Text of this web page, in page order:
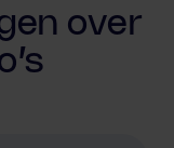
over